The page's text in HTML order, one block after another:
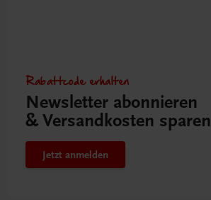
Rabattcode erhalten
Newsletter abonnieren
& Versandkosten sparen
Jetzt anmelden